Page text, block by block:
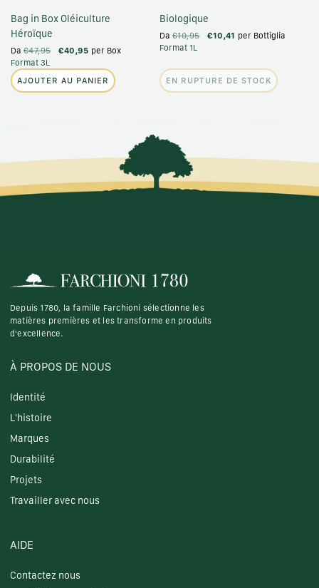
Bag in Box Oléiculture
Héroïque
Da €47,95 €40,95 per Box
Format 3L
AJOUTER AU PANIER
Biologique
Da €10,95 €10,41 per Bottiglia
Format 1L
EN RUPTURE DE STOCK
Depuis 1780, la famille Farchioni sélectionne les
matières premières et les transforme en produits
d'excellence.
À PROPOS DE NOUS
Identité
L'histoire
Marques
Durabilité
Projets
Travailler avec nous
AIDE
Contactez nous